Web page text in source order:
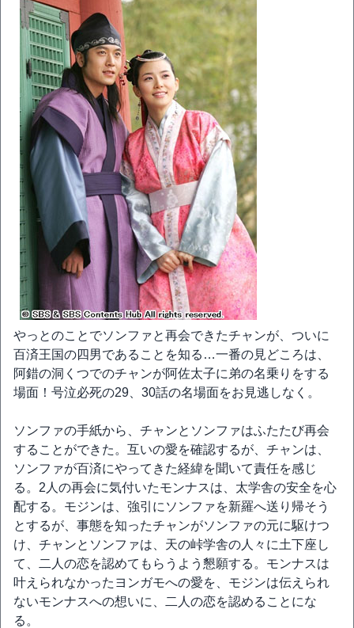
やっとのことでソンファと再会できたチャンが、ついに
百済王国の四男であることを知る…一番の見どころは、
阿錯の洞くつでのチャンが阿佐太子に弟の名乗りをする
場面！号泣必死の29、30話の名場面をお見逃しなく。
ソンファの手紙から、チャンとソンファはふたたび再会
することができた。互いの愛を確認するが、チャンは、
ソンファが百済にやってきた経緯を聞いて責任を感じ
る。2人の再会に気付いたモンナスは、太学舎の安全を心
配する。モジンは、強引にソンファを新羅へ送り帰そう
とするが、事態を知ったチャンがソンファの元に駆けつ
け、チャンとソンファは、天の峠学舎の人々に土下座し
て、二人の恋を認めてもらうよう懇願する。モンナスは
叶えられなかったヨンガモへの愛を、モジンは伝えられ
ないモンナスへの想いに、二人の恋を認めることにな
る。